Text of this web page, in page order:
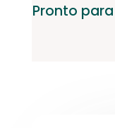
Pronto